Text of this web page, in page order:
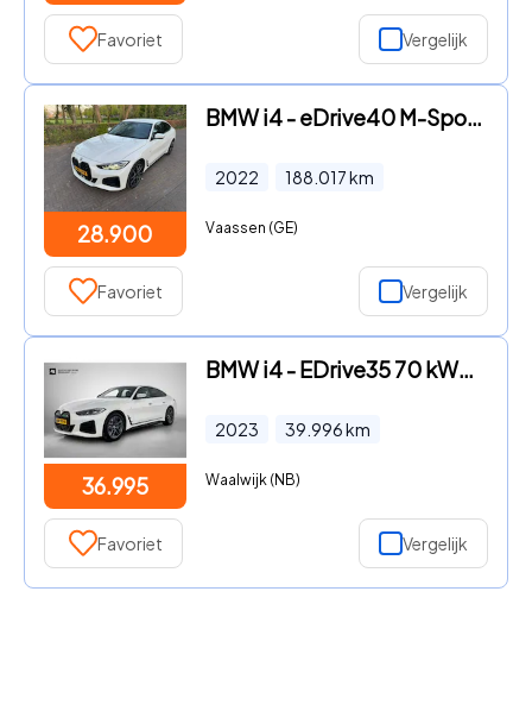
Favoriet Vergelijk
28.900
BMW i4 - eDrive40 M-Sport 84KWH SOH 91, 6% Headup/Ful LED/Garantie
2022 188.017km
Vaassen (GE)
Favoriet Vergelijk
36.995
BMW i4 - EDrive35 70 kWh M-sportpakket SoH 93, 46%(1e Eig, Dealer Ond
2023 39.996km
Waalwijk (NB)
Favoriet Vergelijk